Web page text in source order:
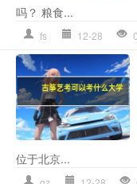
吗？ 粮食...
fs 12-28 0
位于北京...